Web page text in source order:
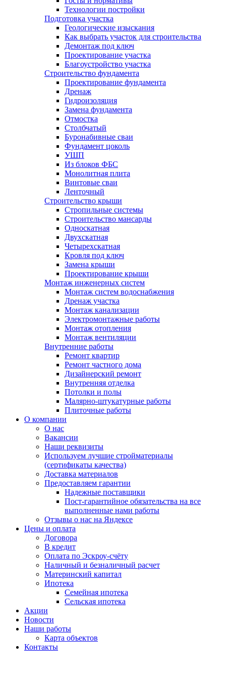
Технологии постройки
Подготовка участка
Геологические изыскания
Как выбрать участок для строительства
Демонтаж под ключ
Проектирование участка
Благоустройство участка
Строительство фундамента
Проектирование фундамента
Дренаж
Гидроизоляция
Замена фундамента
Отмостка
Столбчатый
Буронабивные сваи
Фундамент цоколь
УШП
Из блоков ФБС
Монолитная плита
Винтовые сваи
Ленточный
Строительство крыши
Стропильные системы
Строительство мансарды
Односкатная
Двухскатная
Четырехскатная
Кровля под ключ
Замена крыши
Проектирование крыши
Монтаж инженерных систем
Монтаж систем водоснабжения
Дренаж участка
Монтаж канализации
Электромонтажные работы
Монтаж отопления
Монтаж вентиляции
Внутренние работы
Ремонт квартир
Ремонт частного дома
Дизайнерский ремонт
Внутренняя отделка
Потолки и полы
Малярно-штукатурные работы
Плиточные работы
О компании
О нас
Вакансии
Наши реквизиты
Используем лучшие стройматериалы
(сертификаты качества)
Доставка материалов
Предоставляем гарантии
Надежные поставщики
Пост-гарантийное обязательства на все
выполненные нами работы
Отзывы о нас на Яндексе
Цены и оплата
Договора
В кредит
Оплата по Эскроу-счёту
Наличный и безналичный расчет
Материнский капитал
Ипотека
Семейная ипотека
Сельская ипотека
Акции
Новости
Наши работы
Карта объектов
Контакты